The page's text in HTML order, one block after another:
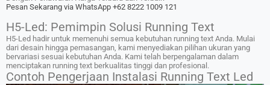
Pesan Sekarang via WhatsApp +62 8222 1009 121
H5-Led: Pemimpin Solusi Running Text
H5-Led hadir untuk memenuhi semua kebutuhan running text Anda. Mulai
dari desain hingga pemasangan, kami menyediakan pilihan ukuran yang
bervariasi sesuai kebutuhan Anda. Kami telah berpengalaman dalam
menciptakan running text berkualitas tinggi dan profesional.
Contoh Pengerjaan Instalasi Running Text Led